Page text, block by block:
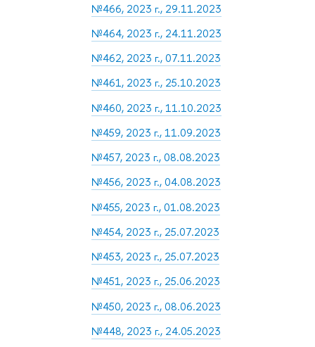
№466, 2023 г., 29.11.2023
№464, 2023 г., 24.11.2023
№462, 2023 г., 07.11.2023
№461, 2023 г., 25.10.2023
№460, 2023 г., 11.10.2023
№459, 2023 г., 11.09.2023
№457, 2023 г., 08.08.2023
№456, 2023 г., 04.08.2023
№455, 2023 г., 01.08.2023
№454, 2023 г., 25.07.2023
№453, 2023 г., 25.07.2023
№451, 2023 г., 25.06.2023
№450, 2023 г., 08.06.2023
№448, 2023 г., 24.05.2023